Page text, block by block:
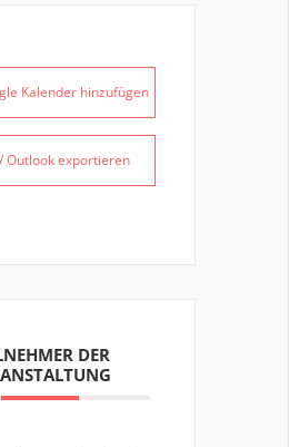
Kalender hinzufügen
Outlook exportieren
DER